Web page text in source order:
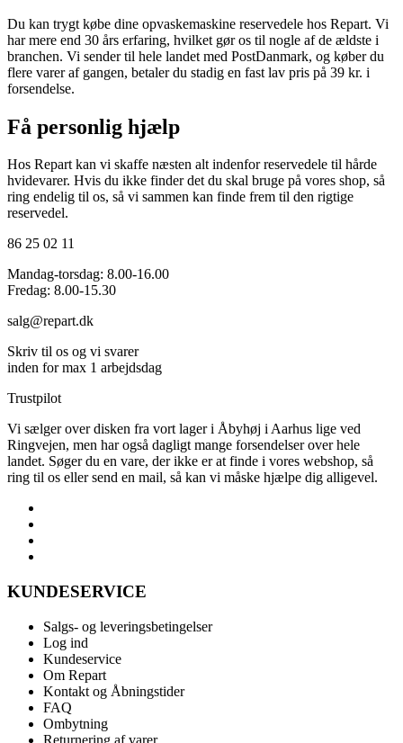
Du kan trygt købe dine opvaskemaskine reservedele hos Repart. Vi
har mere end 30 års erfaring, hvilket gør os til nogle af de ældste i
branchen. Vi sender til hele landet med PostDanmark, og køber du
flere varer af gangen, betaler du stadig en fast lav pris på 39 kr. i
forsendelse.
Få personlig hjælp
Hos Repart kan vi skaffe næsten alt indenfor reservedele til hårde
hvidevarer. Hvis du ikke finder det du skal bruge på vores shop, så
ring endelig til os, så vi sammen kan finde frem til den rigtige
reservedel.
86 25 02 11
Mandag-torsdag: 8.00-16.00
Fredag: 8.00-15.30
salg@repart.dk
Skriv til os og vi svarer
inden for max 1 arbejdsdag
Trustpilot
Vi sælger over disken fra vort lager i Åbyhøj i Aarhus lige ved
Ringvejen, men har også dagligt mange forsendelser over hele
landet. Søger du en vare, der ikke er at finde i vores webshop, så
ring til os eller send en mail, så kan vi måske hjælpe dig alligevel.
KUNDESERVICE
Salgs- og leveringsbetingelser
Log ind
Kundeservice
Om Repart
Kontakt og Åbningstider
FAQ
Ombytning
Returnering af varer